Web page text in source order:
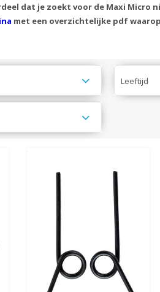
dat je zoekt voor de Maxi Micro
met een overzichtelijke pdf
Leeftijd